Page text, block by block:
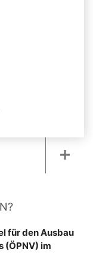
für den Ausbau
(ÖPNV) im